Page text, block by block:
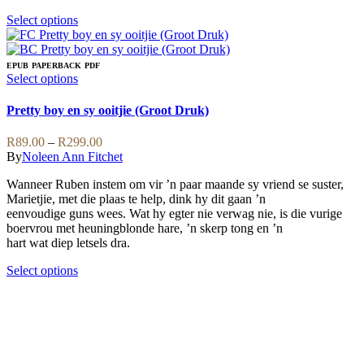
Select optionsThis
product
has
multiple
variants.
options
may
be
chosen
on
the
product
page
EPUB PAPERBACK PDF
Select optionsThis
has
multiple
variants.
The
options
may
be
chosen
on
the
page
Pretty boy en sy ooitjie (Groot Druk)
R89.00 – R299.00Price
range:
through
R299.00
ByNoleen Ann Fitchet
Wanneer Ruben instem om vir ’n paar maande sy vriend se suster,
Marietjie, met die plaas te help, dink hy dit gaan ’n
eenvoudige guns wees. Wat hy egter nie verwag nie, is die vurige
boervrou met heuningblonde hare, ’n skerp tong en ’n
hart wat diep letsels dra.
Select optionsThis